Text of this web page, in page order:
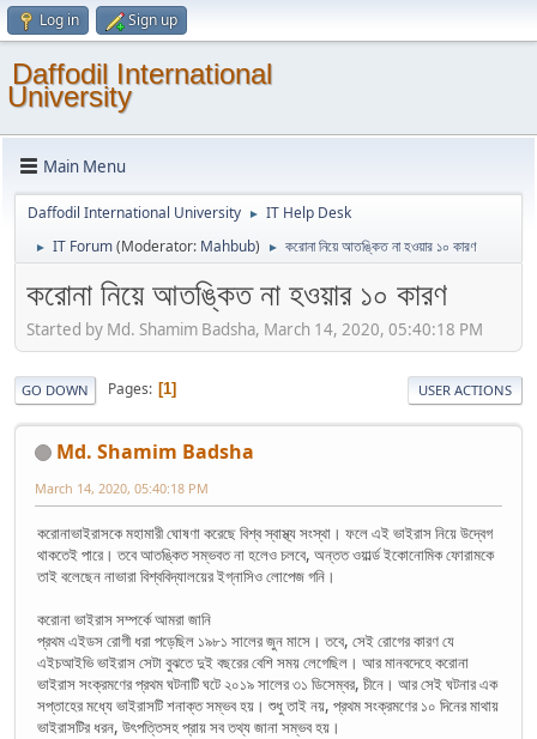
Log in Sign up
Daffodil International
University
Main Menu
Daffodil International University ► IT Help Desk
► IT Forum(Moderator: Mahbub) ► করোনা নিয়ে আতঙ্কিত না হওয়ার ১০ কারণ
করোনা নিয়ে আতঙ্কিত না হওয়ার ১০ কারণ
Started by Md. Shamim Badsha, March 14, 2020, 05:40:18 PM
GO DOWN Pages 1 USER ACTIONS
Md. Shamim Badsha
March 14, 2020, 05:40:18 PM
করোনাভাইরাসকে মহামারী ঘোষণা করেছে বিশ্ব স্বাস্থ্য সংস্থা। ফলে এই ভাইরাস নিয়ে উদ্বেগ
থাকতেই পারে। তবে আতঙ্কিত সম্ভবত না হলেও চলবে, অন্তত ওয়ার্ল্ড ইকোনোমিক ফোরামকে
তাই বলেছেন নাভারা বিশ্ববিদ্যালয়ের ইগ্নাসিও লোপেজ গনি।
করোনা ভাইরাস সম্পর্কে আমরা জানি
প্রথম এইডস রোগী ধরা পড়েছিল ১৯৮১ সালের জুন মাসে। তবে, সেই রোগের কারণ যে
এইচআইভি ভাইরাস সেটা বুঝতে দুই বছরের বেশি সময় লেগেছিল। আর মানবদেহে করোনা
ভাইরাস সংক্রমণের প্রথম ঘটনাটি ঘটে ২০১৯ সালের ৩১ ডিসেম্বর, চীনে। আর সেই ঘটনার এক
সপ্তাহের মধ্যে ভাইরাসটি শনাক্ত সম্ভব হয়। শুধু তাই নয়, প্রথম সংক্রমণের ১০ দিনের মাথায়
ভাইরাসটির ধরন, উৎপত্তিসহ প্রায় সব তথ্য জানা সম্ভব হয়।